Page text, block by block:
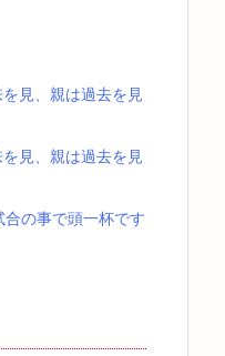
見、親は過去を見
見、親は過去を見
の事で頭一杯です